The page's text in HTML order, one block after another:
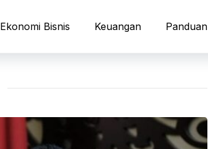
Ekonomi Bisnis Keuangan Panduan